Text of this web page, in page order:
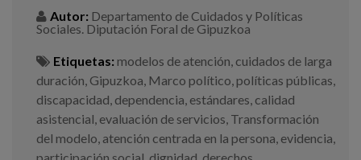
Autor: Departamento de Cuidados y Políticas
Sociales. Diputación Foral de Gipuzkoa
Etiquetas: modelos de atención cuidados de larga
duración Gipuzkoa Marco político políticas públicas
discapacidad dependencia estándares calidad
asistencial evaluación de servicios Transformación
del modelo atención centrada en la persona evidencia
participación social dignidad derechos